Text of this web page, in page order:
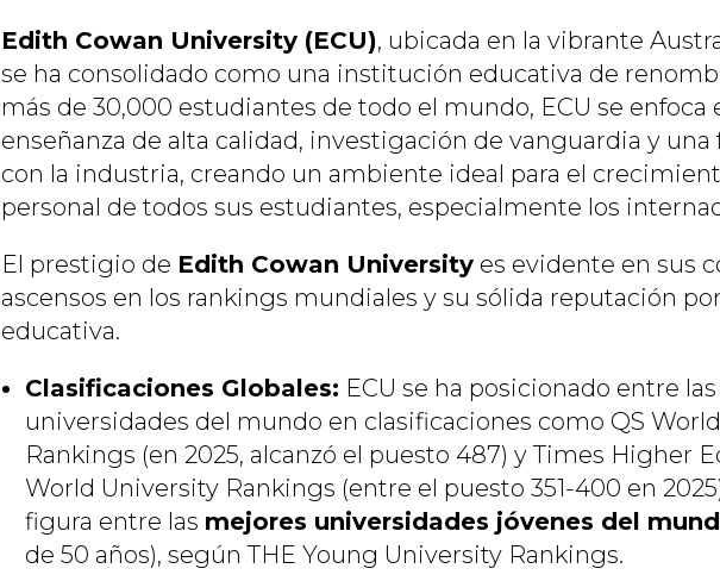
Edith Cowan University (ECU), ubicada en la vibrante
se ha consolidado como una institución educativa de
más de 30,000 estudiantes de todo el mundo, ECU se enfoca
enseñanza de alta calidad, investigación de vanguardia y
con la industria, creando un ambiente ideal para el
personal de todos sus estudiantes, especialmente los
El prestigio de Edith Cowan University es evidente en sus
ascensos en los rankings mundiales y su sólida reputación
educativa.
Clasificaciones Globales: ECU se ha posicionado entre
universidades del mundo en clasificaciones como QS
Rankings (en 2025, alcanzó el puesto 487) y Times Higher
World University Rankings (entre el puesto 351-400 en
figura entre las mejores universidades jóvenes del
de 50 años), según THE Young University Rankings.